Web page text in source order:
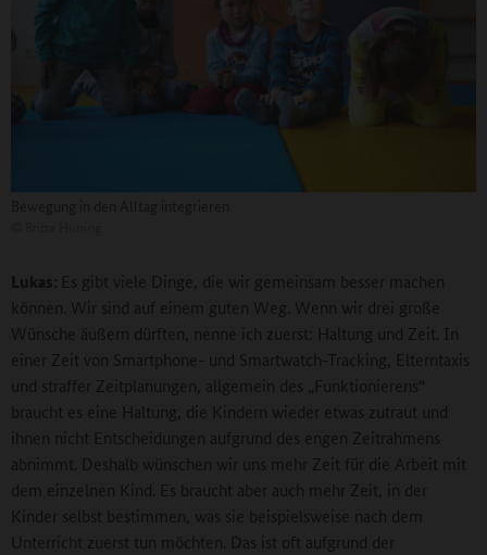
Lukas: Es gibt viele Dinge, die wir gemeinsam besser machen
können. Wir sind auf einem guten Weg. Wenn wir drei große
Wünsche äußern dürften, nenne ich zuerst: Haltung und Zeit. In
einer Zeit von Smartphone- und Smartwatch-Tracking, Elterntaxis
und straffer Zeitplanungen, allgemein des „Funktionierens“
braucht es eine Haltung, die Kindern wieder etwas zutraut und
ihnen nicht Entscheidungen aufgrund des engen Zeitrahmens
abnimmt. Deshalb wünschen wir uns mehr Zeit für die Arbeit mit
dem einzelnen Kind. Es braucht aber auch mehr Zeit, in der
Kinder selbst bestimmen, was sie beispielsweise nach dem
Unterricht zuerst tun möchten. Das ist oft aufgrund der